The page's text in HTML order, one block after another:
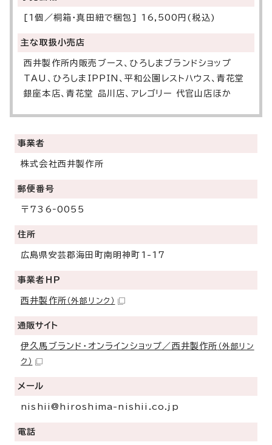
[1個／桐箱・真田紐で梱包] 16,500円(税込)
主な取扱小売店
西井製作所内販売ブース、ひろしまブランドショップ
TAU、ひろしまIPPIN、平和公園レストハウス、青花堂
銀座本店、青花堂 品川店、アレゴリー 代官山店ほか
事業者
株式会社西井製作所
郵便番号
〒736‐0055
住所
広島県安芸郡海田町南明神町1-17
事業者ＨＰ
西井製作所 （外部リンク）
通販サイト
伊久馬ブランド・オンラインショップ／西井製作所 （外部リン
ク）
メール
nishii@hiroshima-nishii.co.jp
電話